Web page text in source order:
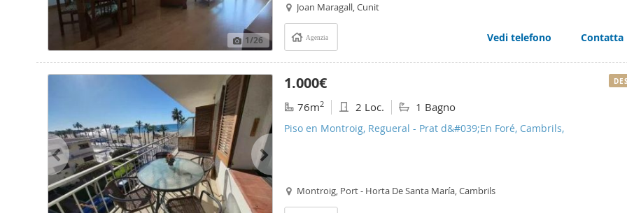
1/26
Joan Maragall, Cunit
Agenzia Vedi telefono Contatta
1.000€
76m2 2 Loc. 1 Bagno
Piso en Montroig, Regueral - Prat d&#039;En Foré, Cambrils,
Montroig, Port - Horta De Santa María, Cambrils